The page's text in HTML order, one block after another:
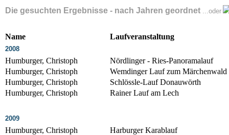
Die gesuchten Ergebnisse - nach Jahren geordnet ...oder
Name Laufveranstaltung
2008
Humburger, Christoph
Nördlinger - Ries-Panoramalauf
Humburger, Christoph
Wemdinger Lauf zum Märchenwald
Humburger, Christoph
Schlössle-Lauf Donauwörth
Humburger, Christoph
Rainer Lauf am Lech
2009
Humburger, Christoph
Harburger Karablauf